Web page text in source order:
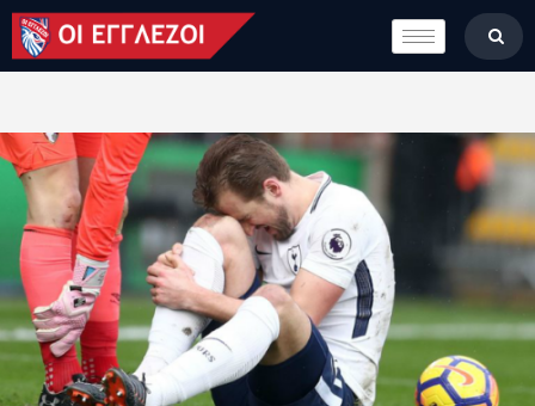
LONDON CALLING
ΚΑΤΗΓΟΡΙΕΣ
ΒΑΘΜΟΛΟΓΙΕΣ
ΟΜΑΔΕΣ
ΠΟΙΟΙ ΕΙΜΑΣΤΕ